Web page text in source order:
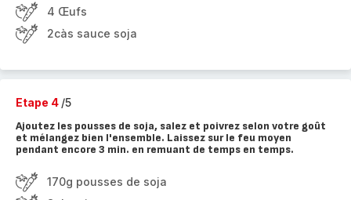
4 Œufs
2càs sauce soja
Etape 4 /5
Ajoutez les pousses de soja, salez et poivrez selon votre goût
et mélangez bien l'ensemble. Laissez sur le feu moyen
pendant encore 3 min. en remuant de temps en temps.
170g pousses de soja